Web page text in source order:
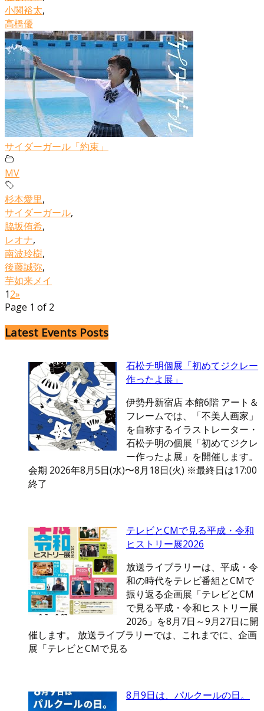
小関裕太,
高橋優
サイダーガール「約束」
MV
杉本愛里,
サイダーガール,
脇坂侑希,
レオナ,
南波玲樹,
後藤誠弥,
芋如来メイ
12»
Page 1 of 2
Latest Events Posts
石松チ明個展「初めてジクレー
作ったよ展」
伊勢丹新宿店 本館6階 アート＆
フレームでは、「不美人画家」
を自称するイラストレーター・
石松チ明の個展「初めてジクレ
ー作ったよ展」を開催します。
会期 2026年8月5日(水)〜8月18日(火) ※最終日は17:00
終了
テレビとCMで見る平成・令和
ヒストリー展2026
放送ライブラリーは、平成・令
和の時代をテレビ番組とCMで
振り返る企画展「テレビとCM
で見る平成・令和ヒストリー展
2026」を8月7日～9月27日に開
催します。 放送ライブラリーでは、これまでに、企画
展「テレビとCMで見る
8月9日は、パルクールの日。